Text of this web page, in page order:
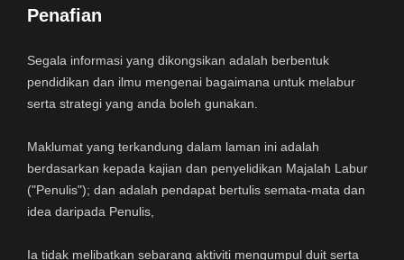
Penafian
Segala informasi yang dikongsikan adalah berbentuk
pendidikan dan ilmu mengenai bagaimana untuk melabur
serta strategi yang anda boleh gunakan.
Maklumat yang terkandung dalam laman ini adalah
berdasarkan kepada kajian dan penyelidikan Majalah Labur
("Penulis"); dan adalah pendapat bertulis semata-mata dan
idea daripada Penulis,
Ia tidak melibatkan sebarang aktiviti mengumpul duit serta